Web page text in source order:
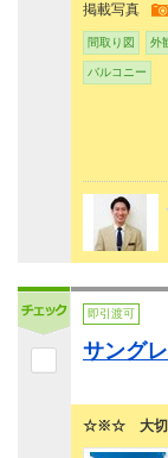
掲載写真
間取り図 外
バルコニー
即引渡可
サング
☆※☆ 大切